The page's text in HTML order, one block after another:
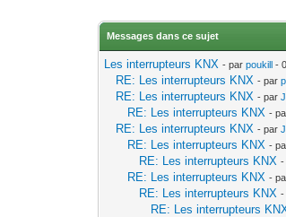
Messages dans ce sujet
Les interrupteurs KNX - parpoukill -
RE: Les interrupteurs KNX - par
RE: Les interrupteurs KNX - par
RE: Les interrupteurs KNX -
RE: Les interrupteurs KNX - par
RE: Les interrupteurs KNX -
RE: Les interrupteurs KNX
RE: Les interrupteurs KNX -
RE: Les interrupteurs KNX
RE: Les interrupteurs